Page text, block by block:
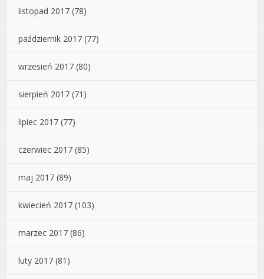
listopad 2017 (78)
październik 2017 (77)
wrzesień 2017 (80)
sierpień 2017 (71)
lipiec 2017 (77)
czerwiec 2017 (85)
maj 2017 (89)
kwiecień 2017 (103)
marzec 2017 (86)
luty 2017 (81)